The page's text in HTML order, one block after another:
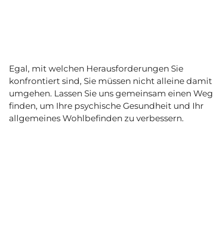
Egal, mit welchen Herausforderungen Sie
konfrontiert sind, Sie müssen nicht alleine damit
umgehen. Lassen Sie uns gemeinsam einen Weg
finden, um Ihre psychische Gesundheit und Ihr
allgemeines Wohlbefinden zu verbessern.